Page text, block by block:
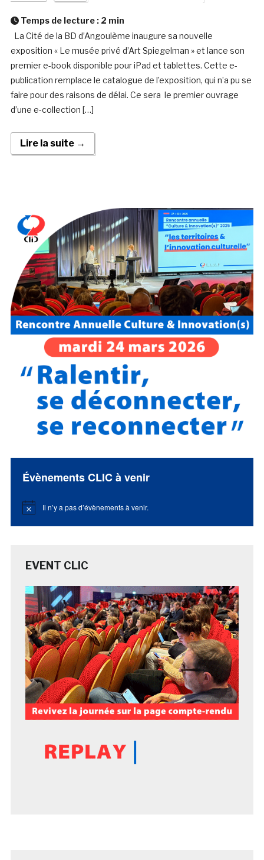
Temps de lecture : 2 min
La Cité de la BD d’Angoulème inaugure sa nouvelle
exposition « Le musée privé d’Art Spiegelman » et lance son
premier e-book disponible pour iPad et tablettes. Cette e-
publication remplace le catalogue de l’exposition, qui n’a pu se
faire pour des raisons de délai. Ce sera le premier ouvrage
d’une e-collection […]
Lire la suite →
Évènements CLIC à venir
Notice Il n’y a pas d’évènements à venir.
EVENT CLIC